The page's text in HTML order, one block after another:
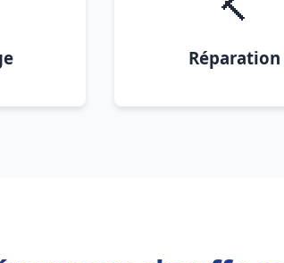
🔨
Réparation